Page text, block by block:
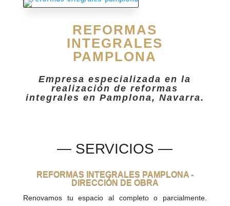
REFORMAS
INTEGRALES
PAMPLONA
Empresa especializada en la
realización de reformas
integrales en Pamplona, Navarra.
— SERVICIOS —
REFORMAS INTEGRALES PAMPLONA -
DIRECCIÓN DE OBRA
Renovamos tu espacio al completo o parcialmente.